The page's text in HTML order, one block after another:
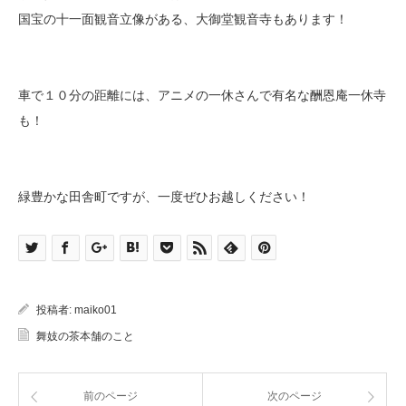
国宝の十一面観音立像がある、 大御堂観音寺もあります！
車で１０分の距離には、アニメの一休さんで有名な酬恩庵一休寺
も！
緑豊かな田舎町ですが、一度ぜひお越しください！
投稿者: maiko01
舞妓の茶本舗のこと
前のページ 次のページ